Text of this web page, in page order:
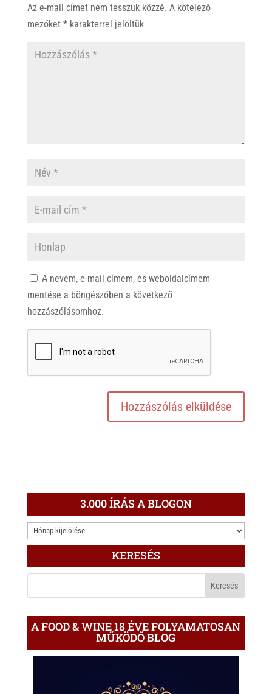
Az e-mail címet nem tesszük közzé. A kötelező
mezőket *karakterrel jelöltük
A nevem, e-mail címem, és weboldalcímem
mentése a böngészőben a következő
hozzászólásomhoz.
3.000 ÍRÁS A BLOGON
3.000
ÍRÁS
BLOGON
KERESÉS
A FOOD & WINE 18 ÉVE FOLYAMATOSAN
MŰKÖDŐ BLOG